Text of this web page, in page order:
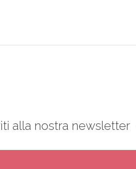
alla nostra newsletter